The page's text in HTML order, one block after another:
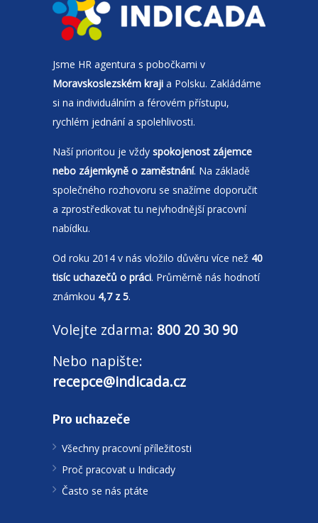
Jsme HR agentura s pobočkami v
Moravskoslezském kraji a Polsku. Zakládáme
si na individuálním a férovém přístupu,
rychlém jednání a spolehlivosti.
Naší prioritou je vždy spokojenost zájemce
nebo zájemkyně o zaměstnání. Na základě
společného rozhovoru se snažíme doporučit
a zprostředkovat tu nejvhodnější pracovní
nabídku.
Od roku 2014 v nás vložilo důvěru více než 40
tisíc uchazečů o práci. Průměrně nás hodnotí
známkou 4,7 z 5.
Volejte zdarma: 800 20 30 90
Nebo napište:
recepce@indicada.cz
Pro uchazeče
Všechny pracovní příležitosti
Proč pracovat u Indicady
Často se nás ptáte